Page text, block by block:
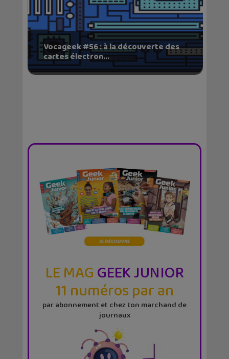
Vocageek #56 : à la découverte des
cartes électron...
LE MAGGEEK JUNIOR
11 numéros par an
par abonnement et chez ton marchand de
journaux